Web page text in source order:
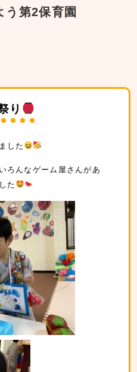
う第2保育園
り
した
ろんなゲーム屋さんがあ
た